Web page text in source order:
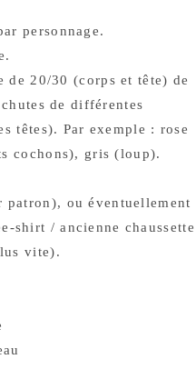
personnage.
20/30 (corps et tête) de
de différentes
têtes). Par exemple : rose
cochons), gris (loup).
patron), ou éventuellement
shirt / ancienne chaussette
vite).